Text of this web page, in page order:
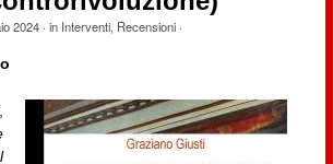
2024· in Interventi, Recensioni·